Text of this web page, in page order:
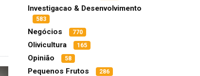
Investigacao & Desenvolvimento
583
Negócios 770
Olivicultura 165
Opinião 58
Pequenos Frutos 286